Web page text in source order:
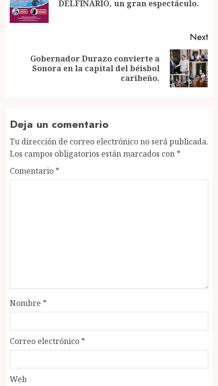
DELFINARIO, un gran espectáculo.
Next
Gobernador Durazo convierte a
Sonora en la capital del béisbol
caribeño.
Deja un comentario
Tu dirección de correo electrónico no será publicada.
Los campos obligatorios están marcados con *
Comentario *
Nombre *
Correo electrónico *
Web